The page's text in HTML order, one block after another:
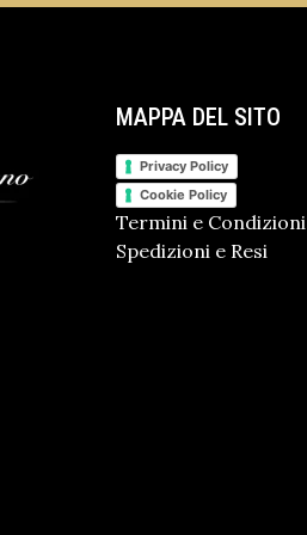
MAPPA DEL SITO
Privacy Policy
Cookie Policy
Termini e Condizioni
Spedizioni e Resi